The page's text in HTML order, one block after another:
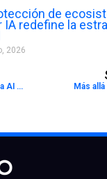
de
redefine la
2026
ServiceNow lanza AI Experience la nueva interfaz multimodal para la IA empresarial